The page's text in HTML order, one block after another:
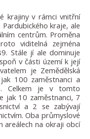
krajiny v rámci vnitřní
kraje, ale
centrům. Proměna
viditelná zejména
Stále jí ale dominuje
v části území k její
je Zemědělská
100 zaměstnanci a
Celkem je v tomto
jak 10 zaměstnanci, 7
a 2 se zabývají
Oba průmyslové
areálech na okraji obcí